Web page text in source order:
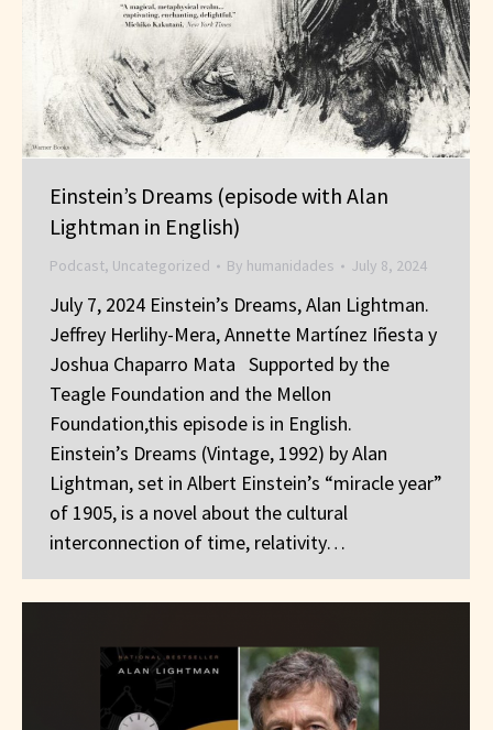
Einstein’s Dreams (episode with Alan
Lightman in English)
Podcast, Uncategorized By humanidades July 8, 2024
July 7, 2024 Einstein’s Dreams, Alan Lightman.
Jeffrey Herlihy-Mera, Annette Martínez Iñesta y
Joshua Chaparro Mata Supported by the
Teagle Foundation and the Mellon
Foundation,this episode is in English.
Einstein’s Dreams (Vintage, 1992) by Alan
Lightman, set in Albert Einstein’s “miracle year”
of 1905, is a novel about the cultural
interconnection of time, relativity…